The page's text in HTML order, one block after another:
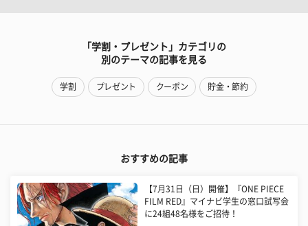
「学割・プレゼント」カテゴリの
別のテーマの記事を見る
学割 プレゼント クーポン 貯金・節約
おすすめの記事
【7月31日（日）開催】『ONE PIECE
FILM RED』マイナビ学生の窓口試写会
に24組48名様をご招待！